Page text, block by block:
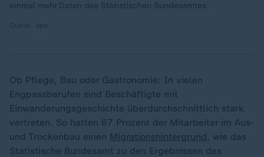
einmal mehr Daten des Statistischen Bundesamtes.
Ob Pflege, Bau oder Gastronomie: In vielen
Engpassberufen sind Beschäftigte mit
Einwanderungsgeschichte überdurchschnittlich stark
vertreten. So hatten 67 Prozent der Mitarbeiter im Aus-
und Trockenbau einen Migrationshintergrund , wie das
Statistische Bundesamt zu den Ergebnissen des